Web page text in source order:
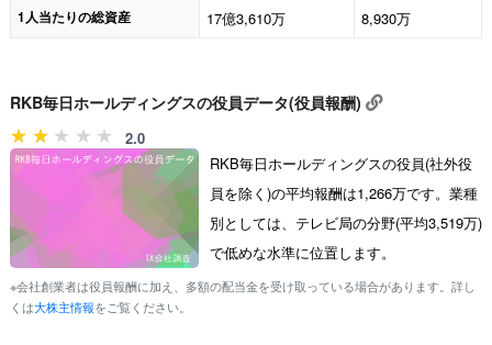
1人当たりの総資産 17億3,610万 8,930万
RKB毎日ホールディングスの役員データ(役員報酬)
2.0
RKB毎日ホールディングスの役員(社外役
員を除く)の平均報酬は1,266万です。業種
別としては、テレビ局の分野(平均3,519万)
で低めな水準に位置します。
※会社創業者は役員報酬に加え、多額の配当金を受け取っている場合があります。詳し
くは大株主情報をご覧ください。